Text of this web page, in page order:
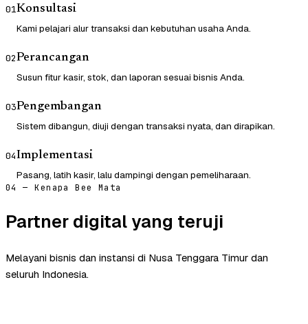
01Konsultasi
Kami pelajari alur transaksi dan kebutuhan usaha Anda.
02Perancangan
Susun fitur kasir, stok, dan laporan sesuai bisnis Anda.
03Pengembangan
Sistem dibangun, diuji dengan transaksi nyata, dan dirapikan.
04Implementasi
Pasang, latih kasir, lalu dampingi dengan pemeliharaan.
04 — Kenapa Bee Mata
Partner digital yang teruji
Melayani bisnis dan instansi di Nusa Tenggara Timur dan
seluruh Indonesia.